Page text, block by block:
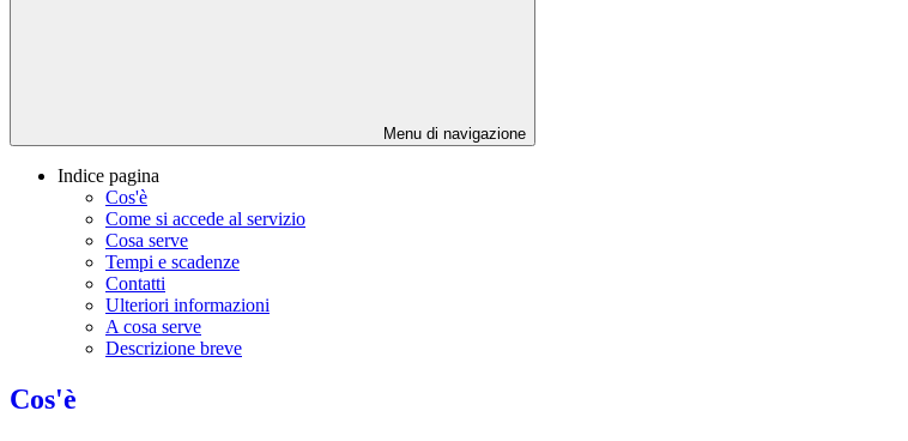
Menu di navigazione
Indice pagina
Cos'è
Come si accede al servizio
Cosa serve
Tempi e scadenze
Contatti
Ulteriori informazioni
A cosa serve
Descrizione breve
Cos'è